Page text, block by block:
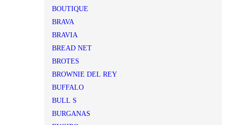
BOUTIQUE
BRAVA
BRAVIA
BREAD NET
BROTES
BROWNIE DEL REY
BUFFALO
BULL S
BURGANAS